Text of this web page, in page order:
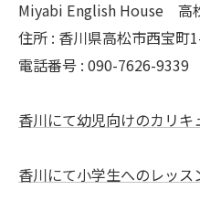
Miyabi English House 高
住所 : 香川県高松市西宝町
電話番号 : 090-7626-9339
香川にて幼児向けのカリキ
香川にて小学生へのレッス